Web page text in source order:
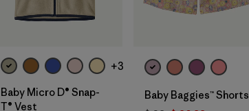
+3
Baby Micro D® Snap-
T® Vest
Baby Baggies™ Shorts